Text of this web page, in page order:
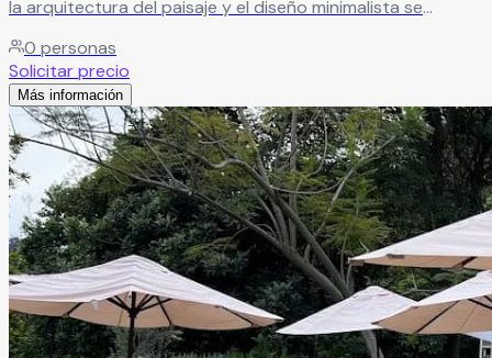
la arquitectura del paisaje y el diseño minimalista se
rodeada de naturaleza. Cada rincón de este hermoso
jardín ha sido diseñado para resaltar la belleza natural del
entorno, ofreciendo espacios sofisticados y versátiles
ideales para bodas, XV años, aniversarios, eventos
corporativos y celebraciones especiales.Leer más
0 personas
Solicitar precio
Más información